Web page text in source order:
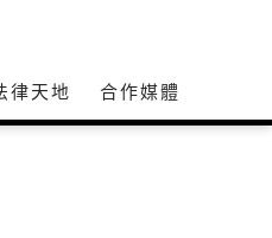
律天地 合作媒體